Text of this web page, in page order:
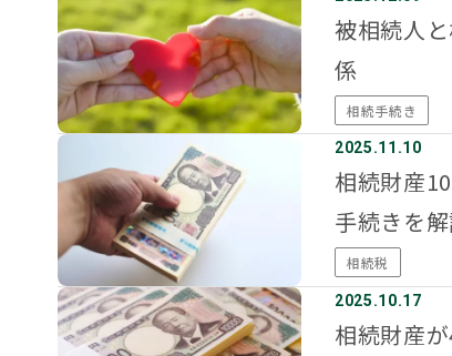
事務所一覧
被相続人
係
相続手続き
2025.11.10
相続財産
手続きを
相続税
2025.10.17
相続財産